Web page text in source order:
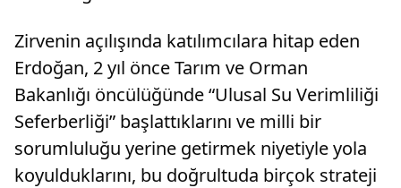
Zirvenin açılışında katılımcılara hitap eden
Erdoğan, 2 yıl önce Tarım ve Orman
Bakanlığı öncülüğünde “Ulusal Su Verimliliği
Seferberliği” başlattıklarını ve milli bir
sorumluluğu yerine getirmek niyetiyle yola
koyulduklarını, bu doğrultuda birçok strateji